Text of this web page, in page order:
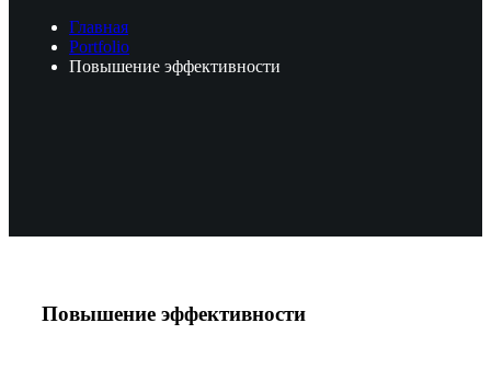
Главная
Portfolio
Повышение эффективности
Повышение эффективности